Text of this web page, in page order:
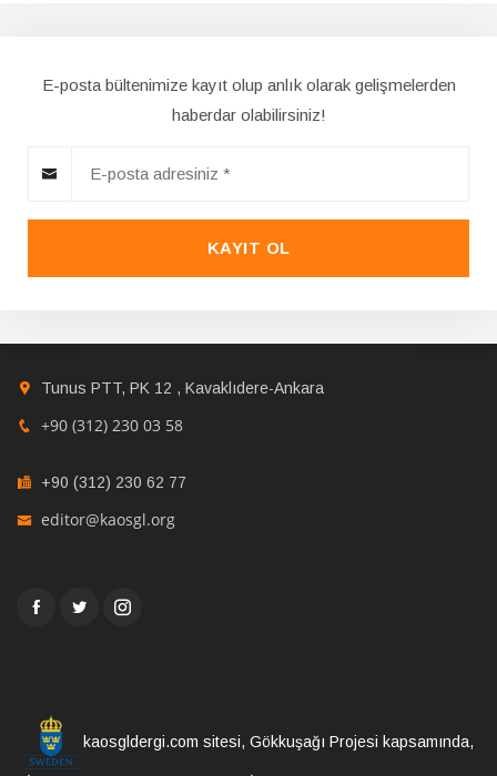
E-posta bültenimize kayıt olup anlık olarak gelişmelerden
haberdar olabilirsiniz!
KAYIT OL
Tunus PTT, PK 12 , Kavaklıdere-Ankara
+90 (312) 230 03 58
+90 (312) 230 62 77
editor@kaosgl.org
kaosgldergi.com sitesi, Gökkuşağı Projesi kapsamında,